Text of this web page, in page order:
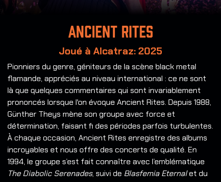
Ancient Rites
Joué à Alcatraz: 2025
Pionniers du genre, géniteurs de la scène black metal
flamande, appréciés au niveau international : ce ne sont
là que quelques commentaires qui sont invariablement
prononcés lorsque l'on évoque Ancient Rites. Depuis 1988,
Günther Theys mène son groupe avec force et
détermination, faisant fi des périodes parfois turbulentes.
À chaque occasion, Ancient Rites enregistre des albums
incroyables et nous offre des concerts de qualité. En
1994, le groupe s’est fait connaître avec l’emblématique
The Diabolic Serenades, suivi de Blasfemia Eternalet du